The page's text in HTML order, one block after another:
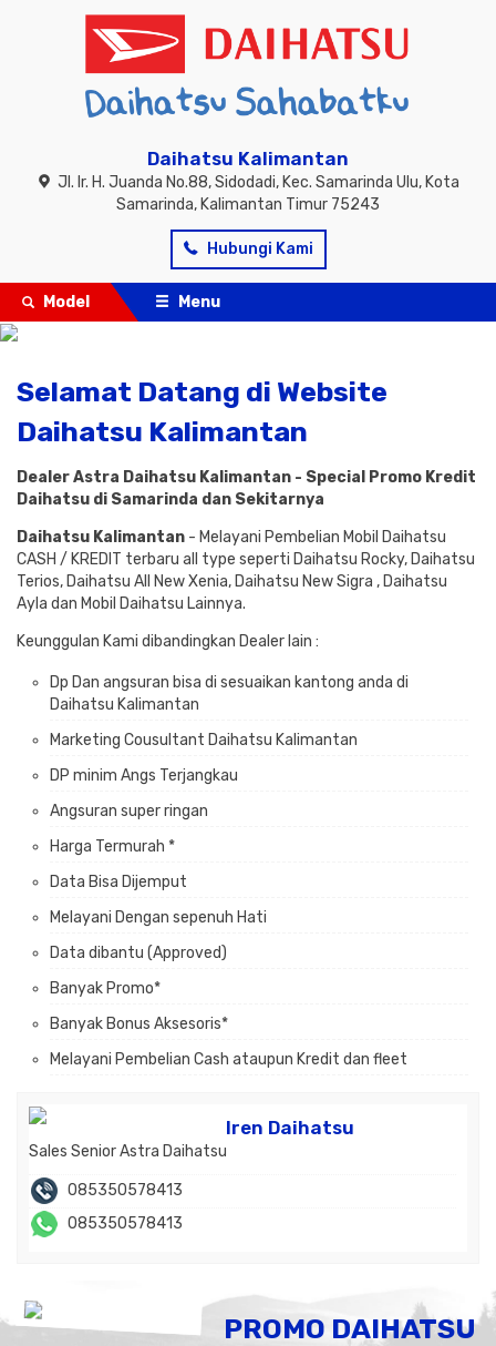
Daihatsu Kalimantan
Jl. Ir. H. Juanda No.88, Sidodadi, Kec. Samarinda Ulu, Kota
Samarinda, Kalimantan Timur 75243
Hubungi Kami
Model Menu
Selamat Datang di Website
Daihatsu Kalimantan
Dealer Astra Daihatsu Kalimantan - Special Promo Kredit
Daihatsu di Samarinda dan Sekitarnya
Daihatsu Kalimantan - Melayani Pembelian Mobil Daihatsu
CASH / KREDIT terbaru all type seperti Daihatsu Rocky, Daihatsu
Terios, Daihatsu All New Xenia, Daihatsu New Sigra , Daihatsu
Ayla dan Mobil Daihatsu Lainnya.
Keunggulan Kami dibandingkan Dealer lain :
Dp Dan angsuran bisa di sesuaikan kantong anda di
Daihatsu Kalimantan
Marketing Cousultant Daihatsu Kalimantan
DP minim Angs Terjangkau
Angsuran super ringan
Harga Termurah *
Data Bisa Dijemput
Melayani Dengan sepenuh Hati
Data dibantu (Approved)
Banyak Promo*
Banyak Bonus Aksesoris*
Melayani Pembelian Cash ataupun Kredit dan fleet
Iren Daihatsu
Sales Senior Astra Daihatsu
085350578413
085350578413
PROMO DAIHATSU